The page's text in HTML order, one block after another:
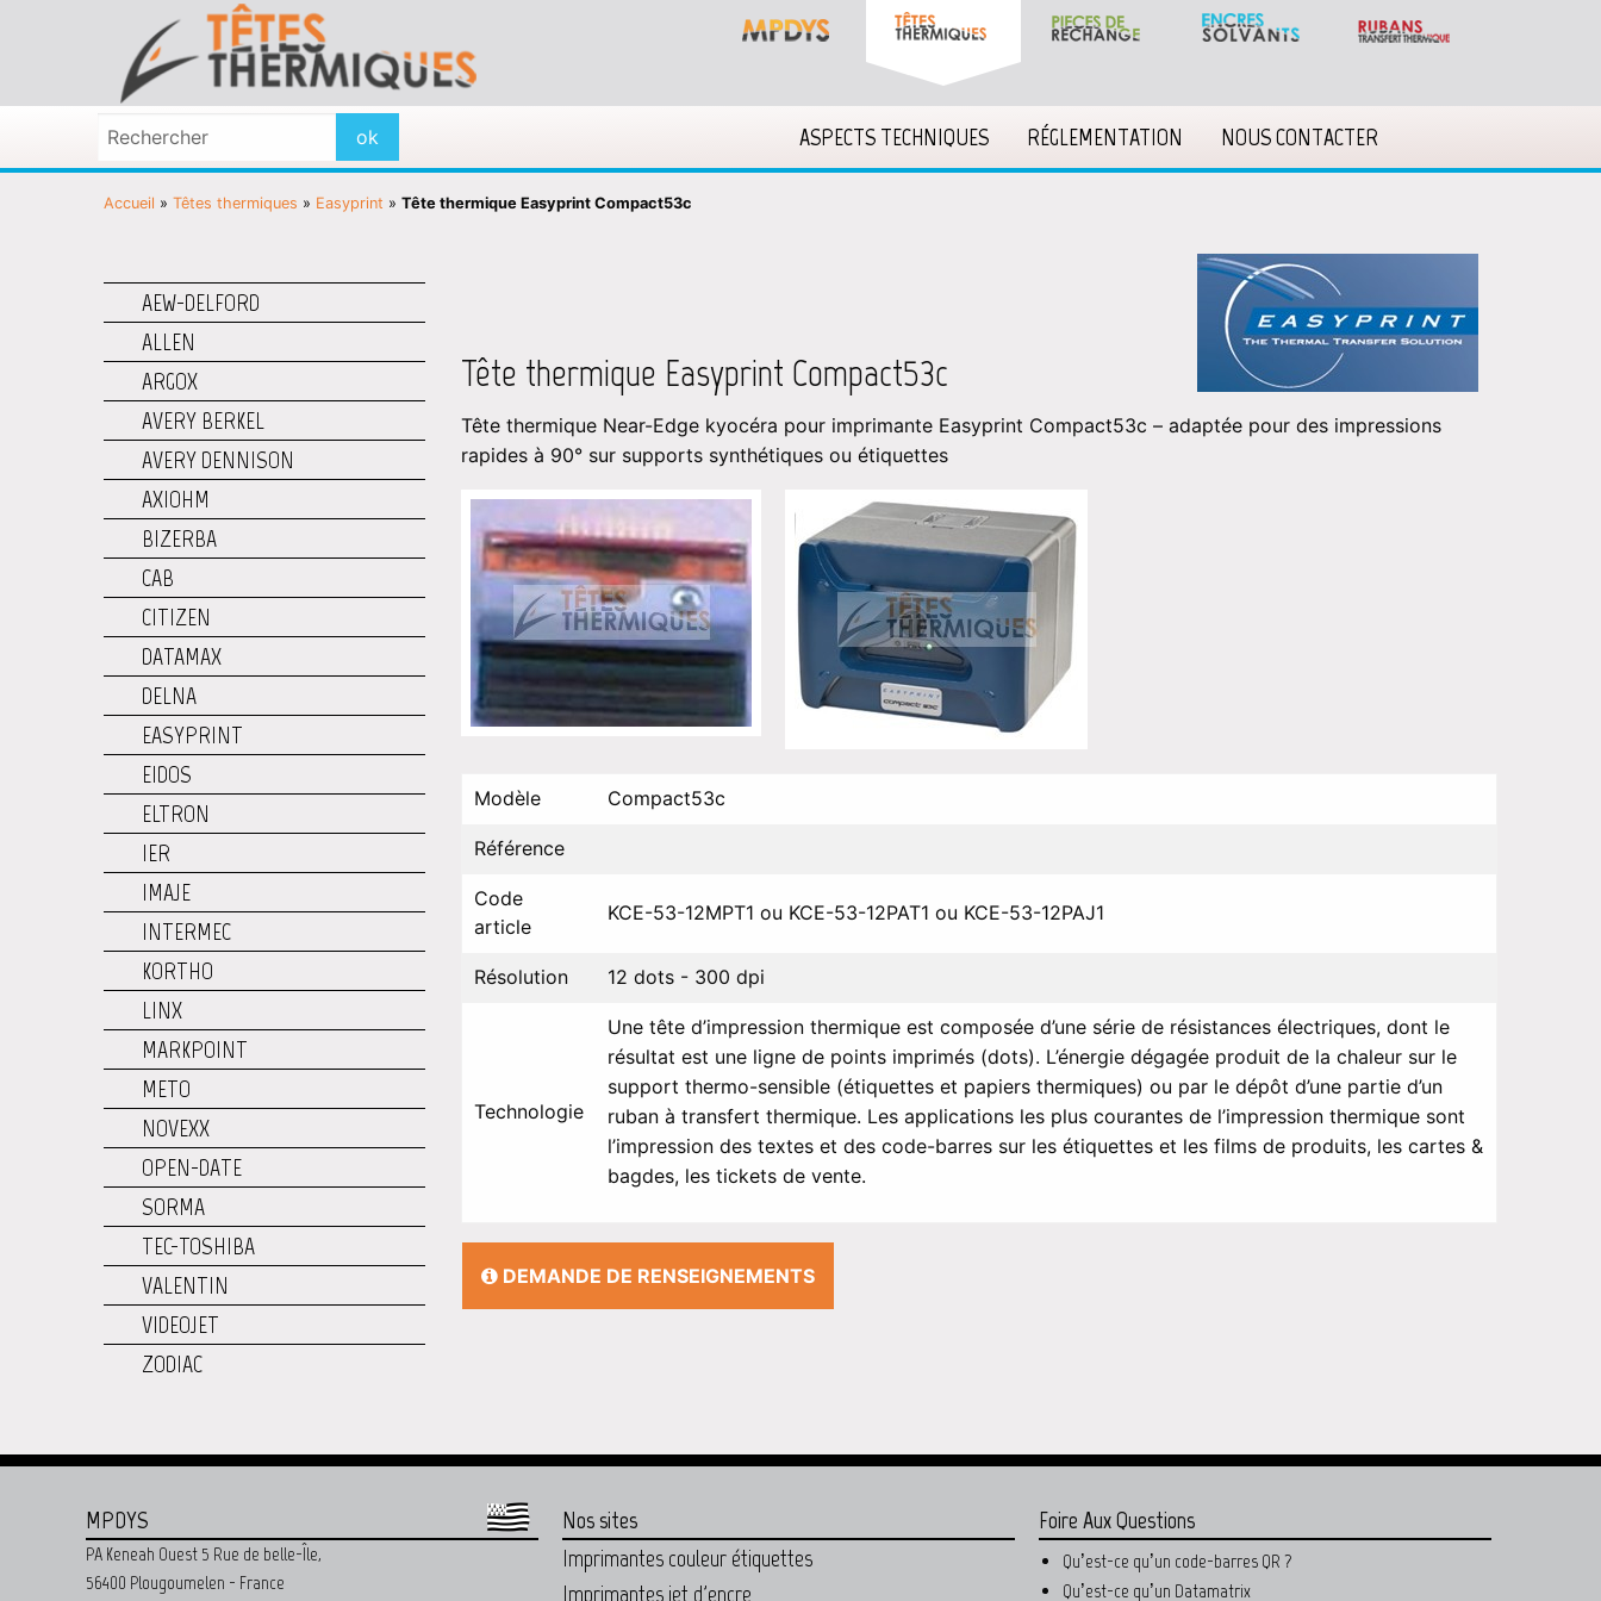
ASPECTS TECHNIQUES RÉGLEMENTATION NOUS CONTACTER
Accueil » Têtes thermiques » Easyprint » Tête thermique Easyprint Compact53c
AEW-DELFORD
ALLEN
ARGOX
AVERY BERKEL
AVERY DENNISON
AXIOHM
BIZERBA
CAB
CITIZEN
DATAMAX
DELNA
EASYPRINT
EIDOS
ELTRON
IER
IMAJE
INTERMEC
KORTHO
LINX
MARKPOINT
METO
NOVEXX
OPEN-DATE
SORMA
TEC-TOSHIBA
VALENTIN
VIDEOJET
ZODIAC
Tête thermique Easyprint Compact53c
Tête thermique Near-Edge kyocéra pour imprimante Easyprint Compact53c – adaptée pour des impressions
rapides à 90° sur supports synthétiques ou étiquettes
Modèle Compact53c
Référence
Code
article
KCE-53-12MPT1 ou KCE-53-12PAT1 ou KCE-53-12PAJ1
Résolution 12 dots - 300 dpi
Technologie
Une tête d’impression thermique est composée d’une série de résistances électriques, dont le
résultat est une ligne de points imprimés (dots). L’énergie dégagée produit de la chaleur sur le
support thermo-sensible (étiquettes et papiers thermiques) ou par le dépôt d’une partie d’un
ruban à transfert thermique. Les applications les plus courantes de l’impression thermique sont
l’impression des textes et des code-barres sur les étiquettes et les films de produits, les cartes &
bagdes, les tickets de vente.
DEMANDE DE RENSEIGNEMENTS
MPDYS
PA Keneah Ouest 5 Rue de belle-Île,
56400 Plougoumelen - France
Nos sites
Imprimantes couleur étiquettes
Imprimantes jet d'encre
Foire Aux Questions
Qu’est-ce qu’un code-barres QR ?
Qu’est-ce qu’un Datamatrix